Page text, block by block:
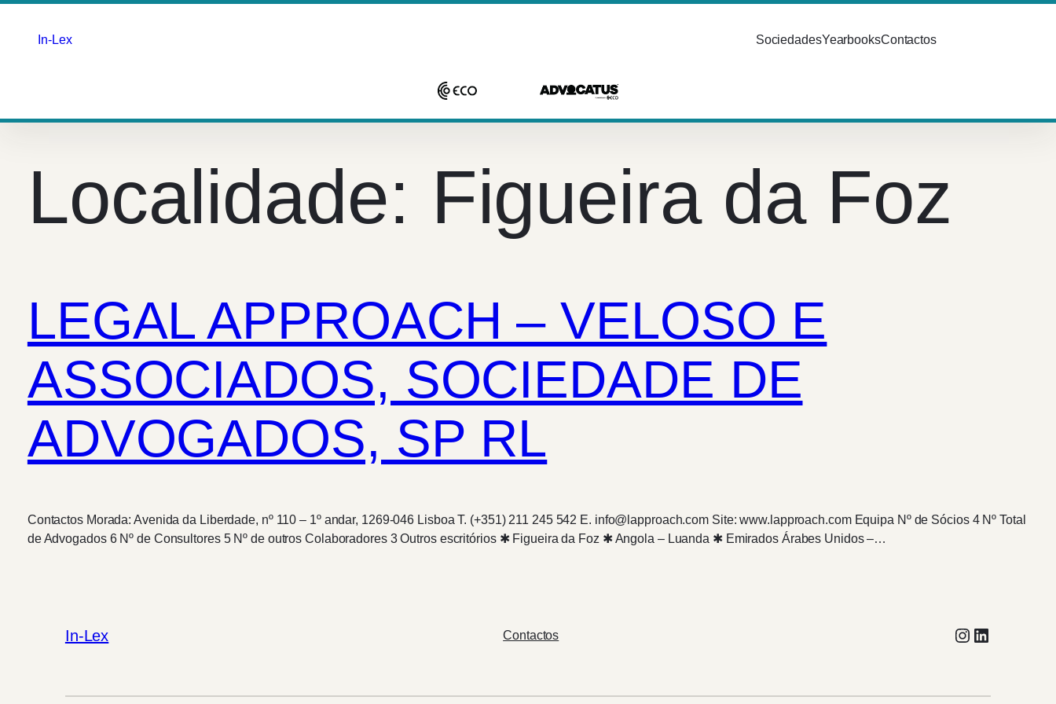
conteúdo
In-Lex SociedadesYearbooksContactos
Localidade: Figueira da Foz
LEGAL APPROACH – VELOSO E
ASSOCIADOS, SOCIEDADE DE
ADVOGADOS, SP RL
Contactos Morada: Avenida da Liberdade, nº 110 – 1º andar, 1269-046 Lisboa T. (+351) 211 245 542 E. info@lapproach.com Site: www.lapproach.com Equipa Nº de Sócios 4 Nº Total
de Advogados 6 Nº de Consultores 5 Nº de outros Colaboradores 3 Outros escritórios ✱ Figueira da Foz ✱ Angola – Luanda ✱ Emirados Árabes Unidos –…
In-Lex Contactos Instagram
LinkedIn